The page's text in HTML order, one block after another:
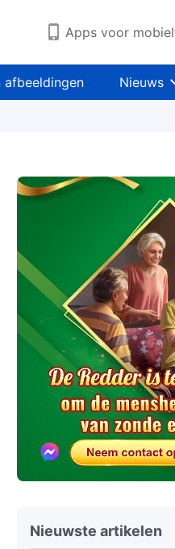
Apps voor
afbeeldingen Nieuws
Nieuwste artikelen